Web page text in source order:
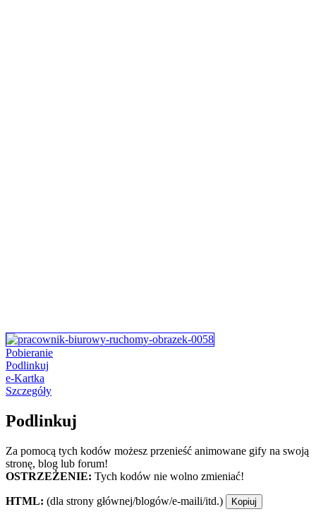
Pobieranie
Podlinkuj
e-Kartka
Szczegóły
Podlinkuj
Za pomocą tych kodów możesz przenieść animowane gify na swoją
stronę, blog lub forum!
OSTRZEŻENIE: Tych kodów nie wolno zmieniać!
HTML: (dla strony głównej/blogów/e-maili/itd.) Kopiuj